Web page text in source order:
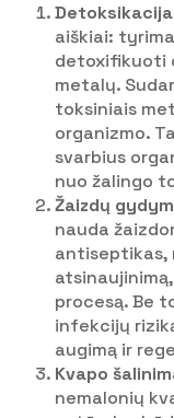
aiškiai:
detoxifikuoti
metalų.
toksiniais
organizmo.
svarbius
nuo žalingo
Žaizdų
nauda
antiseptikas,
procesą. Be
infekcijų
augimą ir
Kvapo
nemalonių